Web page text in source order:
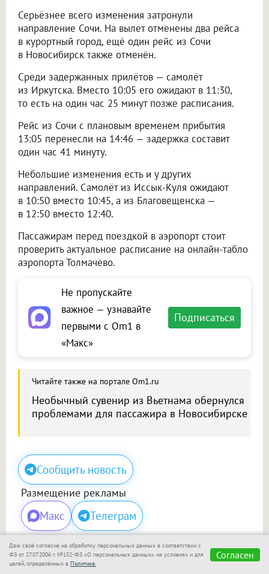
Серьёзнее всего изменения затронули
направление Сочи. На вылет отменены два рейса
в курортный город, ещё один рейс из Сочи
в Новосибирск также отменён.
Среди задержанных прилётов — самолёт
из Иркутска. Вместо 10:05 его ожидают в 11:30,
то есть на один час 25 минут позже расписания.
Рейс из Сочи с плановым временем прибытия
13:05 перенесли на 14:46 — задержка составит
один час 41 минуту.
Небольшие изменения есть и у других
направлений. Самолёт из Иссык-Куля ожидают
в 10:50 вместо 10:45, а из Благовещенска —
в 12:50 вместо 12:40.
Пассажирам перед поездкой в аэропорт стоит
проверить актуальное расписание на онлайн-табло
аэропорта Толмачёво.
Не пропускайте
важное — узнавайте
первыми с Om1 в
«Макс»
Подписаться
Читайте также на портале Om1.ru
Необычный сувенир из Вьетнама обернулся
проблемами для пассажира в Новосибирске
Сообщить новость
Размещение рекламы
Макс Телеграм
Поделиться
Даю своё согласие на обработку персональных данных в соответствии с
ФЗ от 27.07.2006 г. №152-ФЗ «О персональных данных» на условиях и для
целей, определённых в Политике.
Согласен